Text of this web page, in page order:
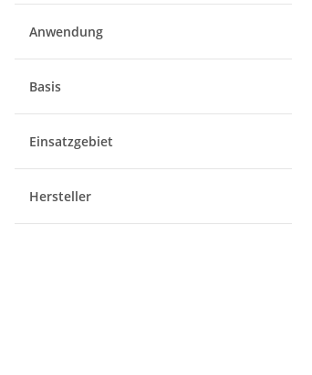
Anwendung
Basis
Einsatzgebiet
Hersteller